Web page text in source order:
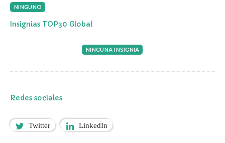
NINGUNO
Insignias TOP30 Global
NINGUNA INSIGNIA
Redes sociales
Twitter LinkedIn